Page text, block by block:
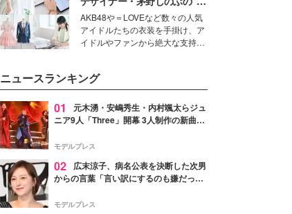
談をお届け！それぞれの視点か
ら、今作ならではの魅力や予想外
の感動をもたらす奥深いストーリ
ーについて熱く語り合ってもらっ
愛い”を作る美学＜「シチズン
クロスシー」インタビュー＞
AKB48や＝LOVEなど数々の人気
アイドルたちの衣装を手掛け、ア
イドルやファンから絶大な支持を
ター・茅野しのぶ。一人ひとりの
個性に寄り添い、魅力を引き出す
衣装作りは、多くの女性たちに勇
気と自信を与え続けている。
ニュースランキング
01
元木湧・安嶋秀生・内村颯太らジュ
ニア9人「Three」開幕 3人制作の新曲＆
進んで夢を掴みたい」【ゲネプロレポ】
モデルプレス
02
広末涼子、病名公表を決断した次男
からの言葉「言い訳にするのも嫌だっ
モデルプレス